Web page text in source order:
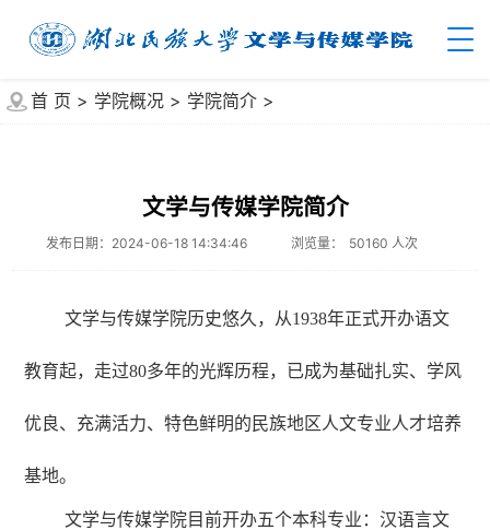
首 页 > 学院概况 > 学院简介 >
文学与传媒学院简介
发布日期：2024-06-18 14:34:46 浏览量： 50160 人次
文学与传媒学院历史悠久，从1938年正式开办语文
教育起，走过80多年的光辉历程，已成为基础扎实、学风
优良、充满活力、特色鲜明的民族地区人文专业人才培养
基地。
文学与传媒学院目前开办五个本科专业：汉语言文